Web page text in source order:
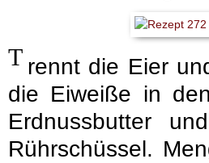
T rennt die Eier
die Eiweiße in
Erdnussbutter
Rührschüssel.